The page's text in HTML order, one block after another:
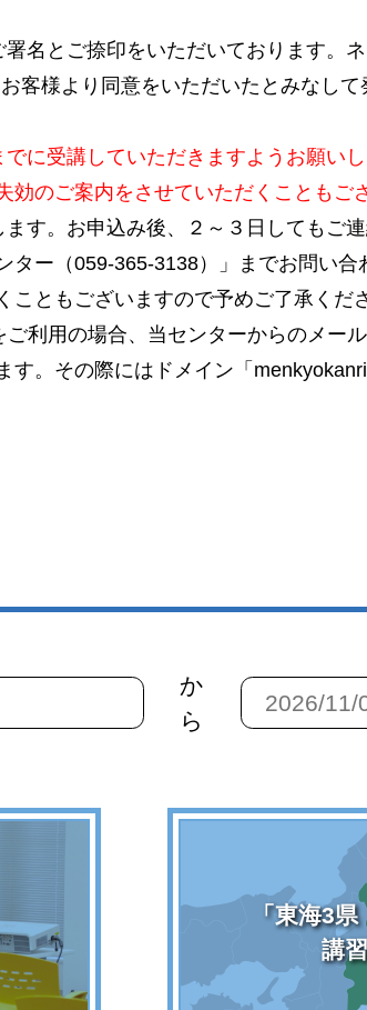
名とご捺印をいただいております。
客様より同意をいただいたとみなし
に受講していただきますようお願いし
のご案内をさせていただくこともご
す。お申込み後、２～３日してもご
ター（059-365-3138）」までお問い合
ともございますので予めご了承くだ
利用の場合、当センターからのメー
す。その際にはドメイン「
か
ら
「東海3県
講